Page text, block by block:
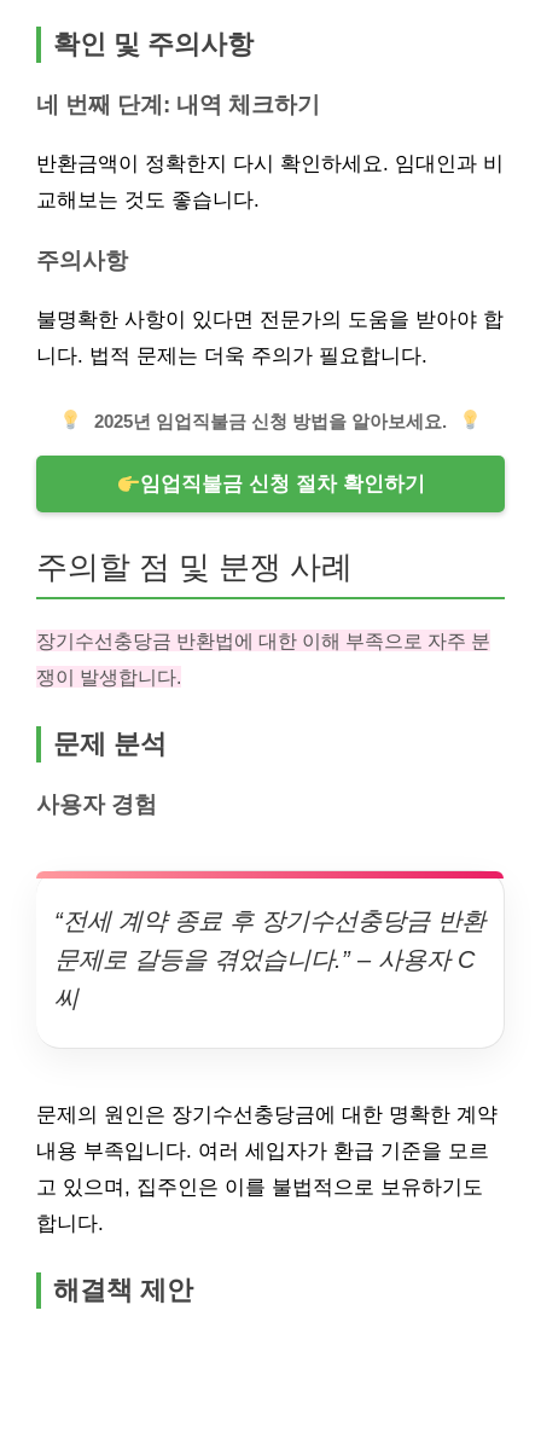
확인 및 주의사항
네 번째 단계: 내역 체크하기
반환금액이 정확한지 다시 확인하세요. 임대인과 비
교해보는 것도 좋습니다.
주의사항
불명확한 사항이 있다면 전문가의 도움을 받아야 합
니다. 법적 문제는 더욱 주의가 필요합니다.
2025년 임업직불금 신청 방법을 알아보세요.
임업직불금 신청 절차 확인하기
주의할 점 및 분쟁 사례
장기수선충당금 반환법에 대한 이해 부족으로 자주 분
쟁이 발생합니다.
문제 분석
사용자 경험
“전세 계약 종료 후 장기수선충당금 반환
문제로 갈등을 겪었습니다.” – 사용자 C
씨
문제의 원인은 장기수선충당금에 대한 명확한 계약
내용 부족입니다. 여러 세입자가 환급 기준을 모르
고 있으며, 집주인은 이를 불법적으로 보유하기도
합니다.
해결책 제안